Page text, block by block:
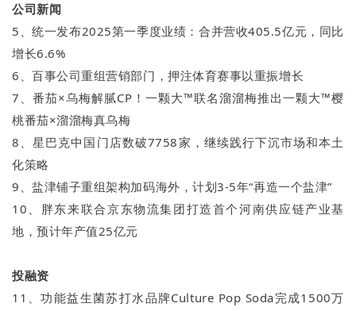
公司新闻
5、统一发布2025第一季度业绩：合并营收405.5亿元，同比
增长6.6%
6、百事公司重组营销部门，押注体育赛事以重振增长
7、番茄×乌梅解腻CP！一颗大™联名溜溜梅推出一颗大™樱
桃番茄×溜溜梅真乌梅
8、星巴克中国门店数破7758家，继续践行下沉市场和本土
化策略
9、盐津铺子重组架构加码海外，计划3-5年“再造一个盐津”
10、胖东来联合京东物流集团打造首个河南供应链产业基
地，预计年产值25亿元
投融资
11、功能益生菌苏打水品牌Culture Pop Soda完成1500万